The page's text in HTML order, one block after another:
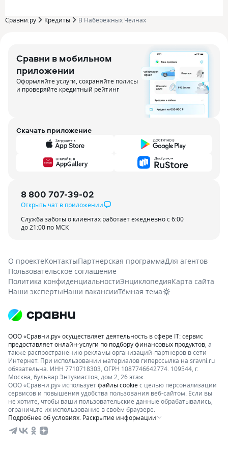
Сравни.ру Кредиты В Набережных Челнах
Сравни в мобильном
приложении
Оформляйте услуги, сохраняйте полисы
и проверяйте кредитный рейтинг
Скачать приложение
8 800 707-39-02
Открыть чат в приложении
Служба заботы о клиентах работает ежедневно с 6:00
до 21:00 по МСК
О проектеКонтактыПартнерская программаДля агентов
Пользовательское соглашение
Политика конфиденциальностиЭнциклопедияКарта сайта
Наши экспертыНаши вакансииТёмная тема
ООО «Сравни.ру» осуществляет деятельность в сфере IT: сервис
предоставляет онлайн-услуги по подбору финансовых продуктов, а
также распространению рекламы организаций-партнеров в сети
Интернет. При использовании материалов гиперссылка на sravni.ru
обязательна. ИНН 7710718303, ОГРН 1087746642774. 109544, г.
Москва, бульвар Энтузиастов, дом 2, 26 этаж.
ООО «Сравни.ру» используетфайлы cookieс целью персонализации
сервисов и повышения удобства пользования веб-сайтом. Если вы
не хотите, чтобы ваши пользовательские данные обрабатывались,
ограничьте их использование в своём браузере.
Подробнее об условиях. Раскрытие информации